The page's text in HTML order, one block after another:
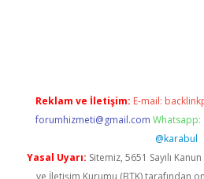
Reklam ve İletişim: E-mail:
forumhizmeti@gmail.com Whatsapp:
@karabul
Yasal Uyarı: Sitemiz, 5651 Sayılı
ve İletişim Kurumu (BTK) tarafından